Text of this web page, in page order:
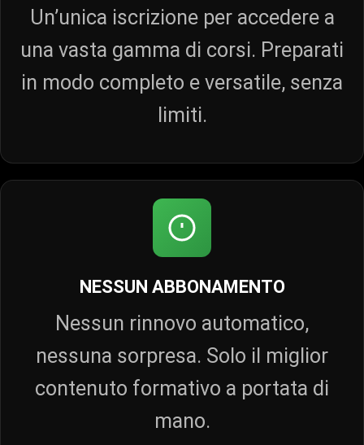
Un’unica iscrizione per accedere a
una vasta gamma di corsi. Preparati
in modo completo e versatile, senza
limiti.
NESSUN ABBONAMENTO
Nessun rinnovo automatico,
nessuna sorpresa. Solo il miglior
contenuto formativo a portata di
mano.